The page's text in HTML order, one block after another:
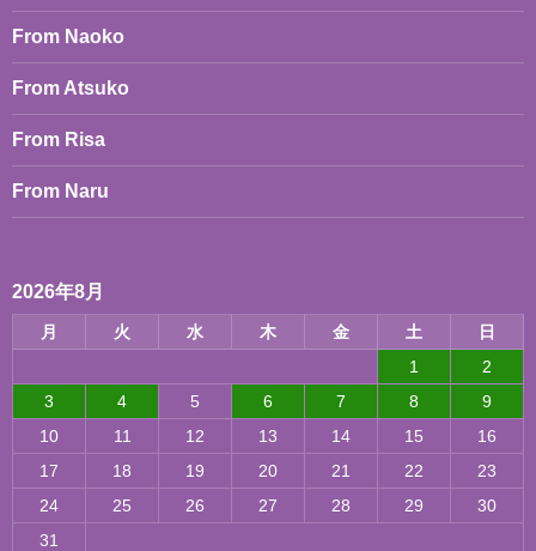
ョ
ン
From Naoko
From Atsuko
From Risa
From Naru
2026年8月
月 火 水 木 金 土
日
1
2
3
4 5 6 7 8
9
10
11 12 13 14 15
16
17
18 19 20 21 22
23
24
25 26 27 28 29
30
31